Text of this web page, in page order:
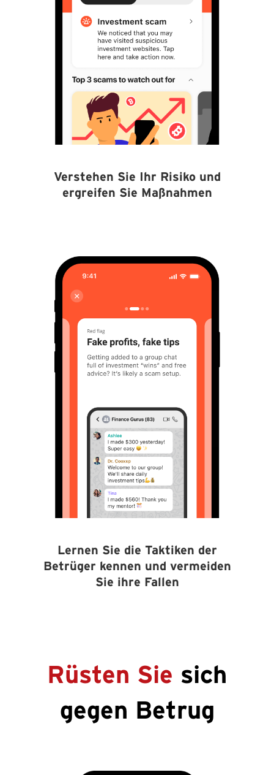
Verstehen Sie Ihr Risiko und
ergreifen Sie Maßnahmen
Lernen Sie die Taktiken der
Betrüger kennen und vermeiden
Sie ihre Fallen
Rüsten Sie sich
gegen Betrug